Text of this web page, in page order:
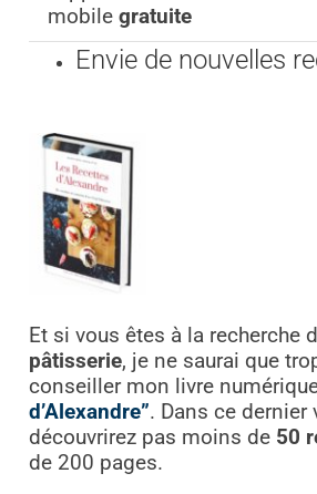
mobile gratuite
Envie de nouvelles
Et si vous êtes à la recherche
pâtisserie, je ne saurai que
conseiller mon livre
d’Alexandre”. Dans ce dernier
découvrirez pas moins de 50
de 200 pages.